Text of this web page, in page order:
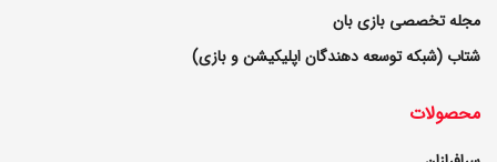
مجله تخصصی بازی بان
شتاب (شبکه توسعه دهندگان اپلیکیشن و بازی)
محصولات